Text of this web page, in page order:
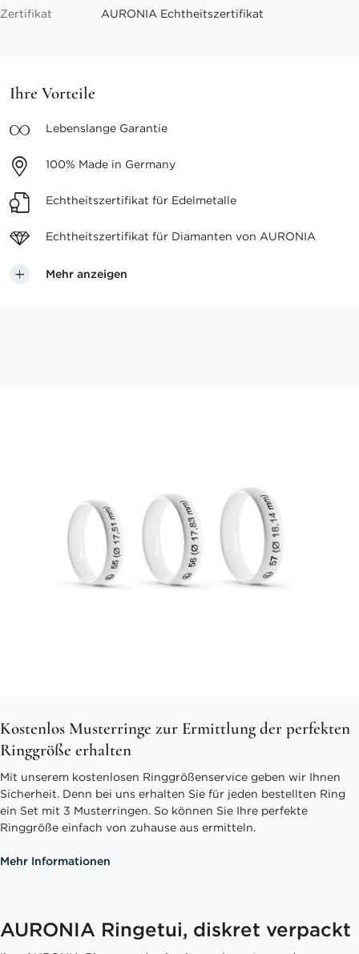
Zertifikat
AURONIA Echtheitszertifikat
Ihre Vorteile
Lebenslange Garantie
100% Made in Germany
Echtheitszertifikat für Edelmetalle
Echtheitszertifikat für Diamanten von AURONIA
Mehr anzeigen
Kostenlos Musterringe zur Ermittlung der perfekten
Ringgröße erhalten
Mit unserem kostenlosen Ringgrößenservice geben wir Ihnen
Sicherheit. Denn bei uns erhalten Sie für jeden bestellten Ring
ein Set mit 3 Musterringen. So können Sie Ihre perfekte
Ringgröße einfach von zuhause aus ermitteln.
Mehr Informationen
AURONIA Ringetui, diskret verpackt